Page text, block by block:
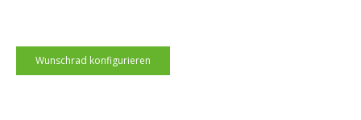
Wunschrad konfigurieren